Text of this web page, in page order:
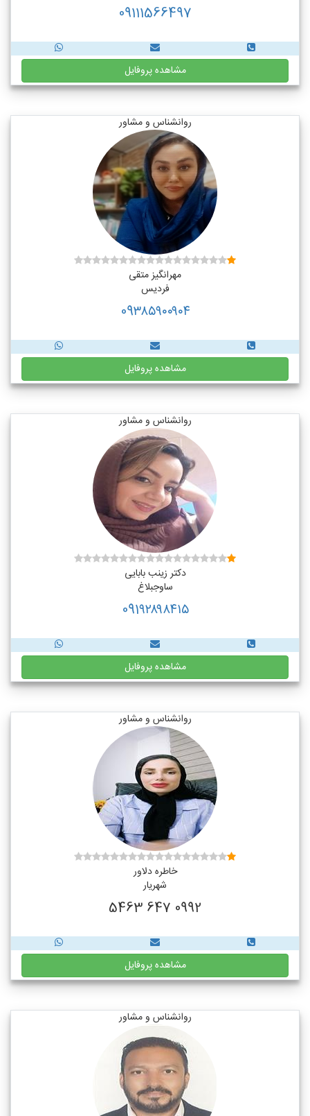
09111566497
مشاهده پروفایل
روانشناس و مشاور
مهرانگیز متقی
فردیس
09۳۸۵۹۰۰۹۰۴
مشاهده پروفایل
روانشناس و مشاور
دکتر زینب بابایی
ساوجبلاغ
091۹۲۸۹۸۴۱۵
مشاهده پروفایل
روانشناس و مشاور
خاطره دلاور
شهریار
0992 647 5463
مشاهده پروفایل
روانشناس و مشاور